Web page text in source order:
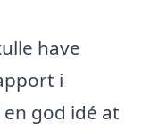
have
i
god idé at